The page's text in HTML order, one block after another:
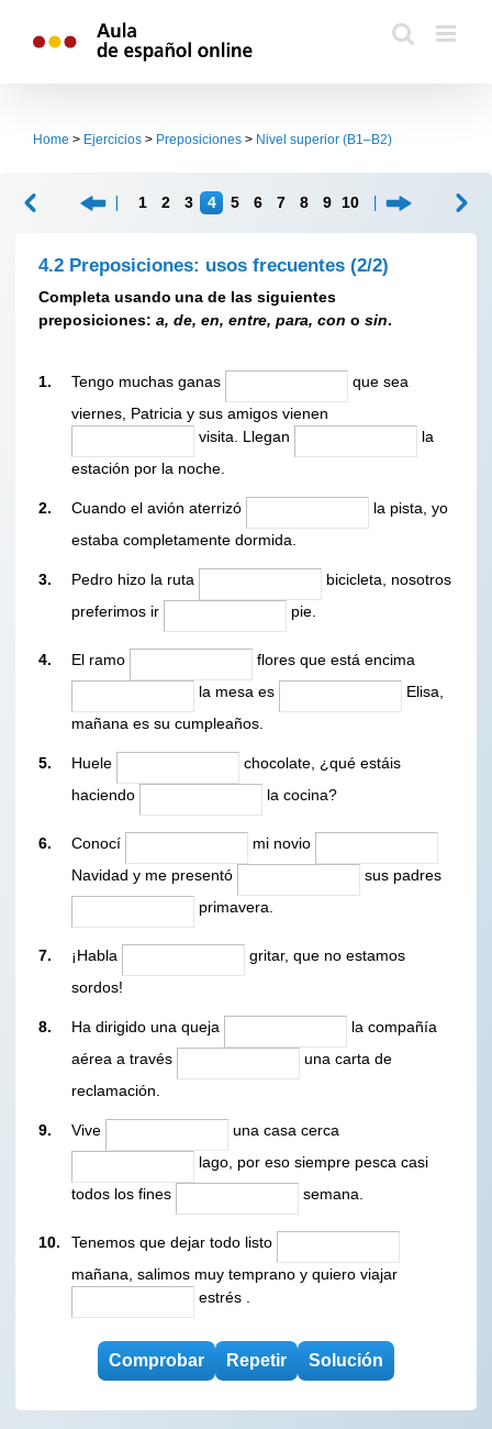
Home > Ejercicios > Preposiciones > Nivel superior (B1–B2)
1 2 3 4 5 6 7 8 9 10
4.2 Preposiciones: usos frecuentes (2/2)
Completa usando una de las siguientes
preposiciones: a, de, en, entre, para, con o sin.
1. Tengo muchas ganas
que sea
viernes, Patricia y sus amigos vienen
visita. Llegan
la
estación por la noche.
2. Cuando el avión aterrizó
la pista, yo
estaba completamente dormida.
3. Pedro hizo la ruta
bicicleta, nosotros
preferimos ir
pie.
4. El ramo
flores que está encima
la mesa es
Elisa,
mañana es su cumpleaños.
5. Huele
chocolate, ¿qué estáis
haciendo
la cocina?
6. Conocí
mi novio
Navidad y me presentó
sus padres
primavera.
7. ¡Habla
gritar, que no estamos
sordos!
8. Ha dirigido una queja
la compañía
aérea a través
una carta de
reclamación.
9. Vive
una casa cerca
lago, por eso siempre pesca casi
todos los fines
semana.
10.
Tenemos que dejar todo listo
mañana, salimos muy temprano y quiero viajar
estrés .